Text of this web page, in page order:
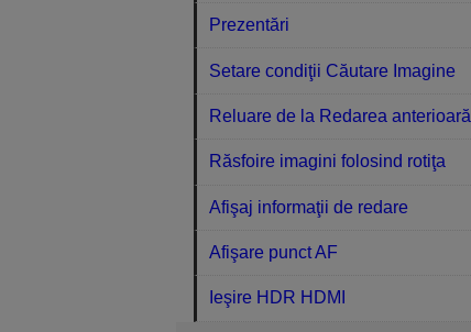
Prezentări
Setare condiţii Căutare Imagine
Reluare de la Redarea anterioară
Răsfoire imagini folosind rotiţa
Afişaj informaţii de redare
Afişare punct AF
Ieşire HDR HDMI